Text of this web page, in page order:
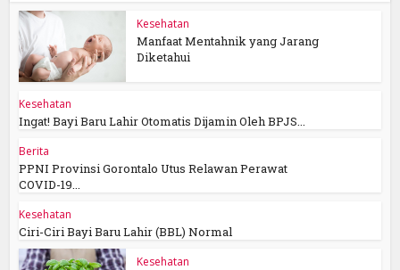
Kesehatan
Manfaat Mentahnik yang Jarang
Diketahui
Kesehatan
Ingat! Bayi Baru Lahir Otomatis Dijamin Oleh BPJS...
Berita
PPNI Provinsi Gorontalo Utus Relawan Perawat
COVID-19...
Kesehatan
Ciri-Ciri Bayi Baru Lahir (BBL) Normal
Kesehatan